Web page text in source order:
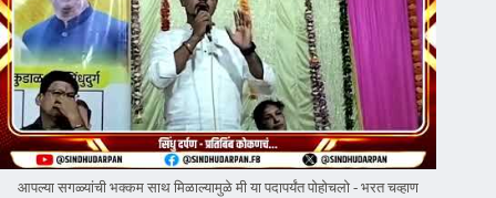
आपल्या सगळ्यांची भक्कम साथ मिळाल्यामुळे मी या पदापर्यंत पोहोचलो - भरत चव्हाण